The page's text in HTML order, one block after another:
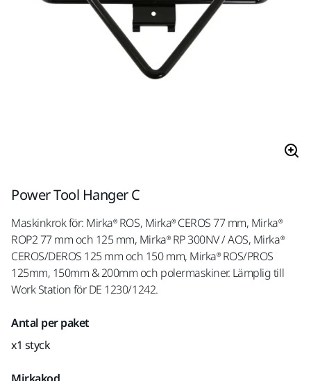
Power Tool Hanger C
Maskinkrok för: Mirka® ROS, Mirka® CEROS 77 mm, Mirka®
ROP2 77 mm och 125 mm, Mirka® RP 300NV / AOS, Mirka®
CEROS/DEROS 125 mm och 150 mm, Mirka® ROS/PROS
125mm, 150mm & 200mm och polermaskiner. Lämplig till
Work Station för DE 1230/1242.
Antal per paket
x1 styck